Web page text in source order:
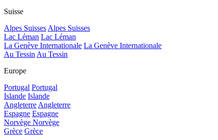
Suisse
Alpes SuissesAlpes Suisses
Lac Léman Lac Léman
La Genève Internationale La Genève Internationale
Au TessinAu Tessin
Europe
Portugal Portugal
Islande Islande
AngleterreAngleterre
Espagne Espagne
Norvège Norvège
Grèce Grèce